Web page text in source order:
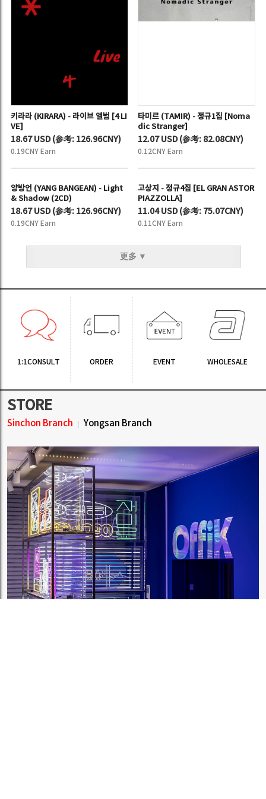
67.52CNY)
키라라 (KIRARA) - 라이브 앨범 [4 LI
18.67 USD(参考:126.96CNY)
타미르 (TAMIR) - 정규1집 [Noma
12.07 USD(参考:82.08CNY)
0.12CNY Earn
양방언 (YANG BANGEAN) - Light
& Shadow (2CD)
18.67 USD(参考: 126.96CNY) 11.04 USD
更多 ▼
1:1CONSULT ORDER